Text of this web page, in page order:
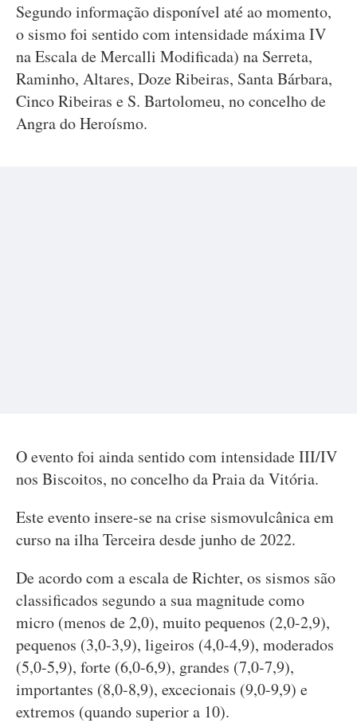
Segundo informação disponível até ao momento,
o sismo foi sentido com intensidade máxima IV
na Escala de Mercalli Modificada) na Serreta,
Raminho, Altares, Doze Ribeiras, Santa Bárbara,
Cinco Ribeiras e S. Bartolomeu, no concelho de
Angra do Heroísmo.
O evento foi ainda sentido com intensidade III/IV
nos Biscoitos, no concelho da Praia da Vitória.
Este evento insere-se na crise sismovulcânica em
curso na ilha Terceira desde junho de 2022.
De acordo com a escala de Richter, os sismos são
classificados segundo a sua magnitude como
micro (menos de 2,0), muito pequenos (2,0-2,9),
pequenos (3,0-3,9), ligeiros (4,0-4,9), moderados
(5,0-5,9), forte (6,0-6,9), grandes (7,0-7,9),
importantes (8,0-8,9), excecionais (9,0-9,9) e
extremos (quando superior a 10).